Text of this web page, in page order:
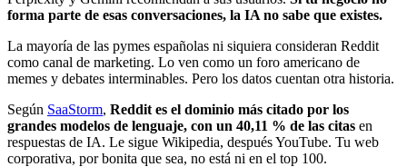
forma parte de esas conversaciones, la IA no sabe que existes.
La mayoría de las pymes españolas ni siquiera consideran Reddit
como canal de marketing. Lo ven como un foro americano de
memes y debates interminables. Pero los datos cuentan otra historia.
Según SaaStorm, Reddit es el dominio más citado por los
grandes modelos de lenguaje, con un 40,11 % de las citas en
respuestas de IA. Le sigue Wikipedia, después YouTube. Tu web
corporativa, por bonita que sea, no está ni en el top 100.